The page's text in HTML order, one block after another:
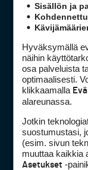
Sisällön ja
Hyväksymällä
näihin
osa palveluista
optimaalisesti.
klikkaamalla
alareunassa.
Jotkin
suostumustasi,
(esim. sivun
muuttaa kaikkia
Asetukset -